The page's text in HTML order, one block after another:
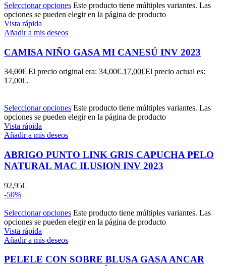
Seleccionar opciones Este producto tiene múltiples variantes. Las
opciones se pueden elegir en la página de producto
Vista rápida
Añadir a mis deseos
CAMISA NIÑO GASA MI CANESÚ INV 2023
34,00€ El precio original era: 34,00€.17,00€El precio actual es:
17,00€.
Seleccionar opciones Este producto tiene múltiples variantes. Las
opciones se pueden elegir en la página de producto
Vista rápida
Añadir a mis deseos
ABRIGO PUNTO LINK GRIS CAPUCHA PELO
NATURAL MAC ILUSION INV 2023
92,95€
-50%
Seleccionar opciones Este producto tiene múltiples variantes. Las
opciones se pueden elegir en la página de producto
Vista rápida
Añadir a mis deseos
PELELE CON SOBRE BLUSA GASA ANCAR